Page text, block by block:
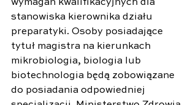
wymagań kwalifikacyjnych dla
stanowiska kierownika działu
preparatyki. Osoby posiadające
tytuł magistra na kierunkach
mikrobiologia, biologia lub
biotechnologia będą zobowiązane
do posiadania odpowiedniej